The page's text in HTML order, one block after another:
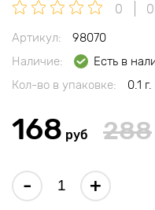
0
Артикул:
98070
Наличие:
Есть в
Кол-во в упаковке:
0.1 г.
168 руб 288
- +